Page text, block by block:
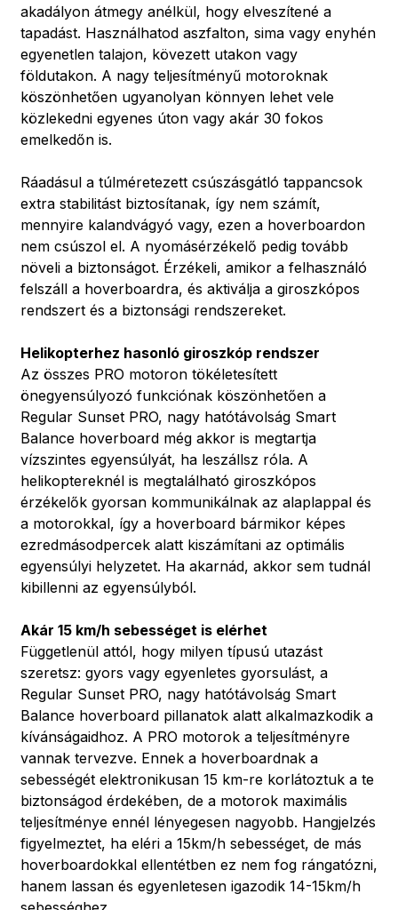
akadályon átmegy anélkül, hogy elveszítené a
tapadást. Használhatod aszfalton, sima vagy enyhén
egyenetlen talajon, kövezett utakon vagy
földutakon. A nagy teljesítményű motoroknak
köszönhetően ugyanolyan könnyen lehet vele
közlekedni egyenes úton vagy akár 30 fokos
emelkedőn is.
Ráadásul a túlméretezett csúszásgátló tappancsok
extra stabilitást biztosítanak, így nem számít,
mennyire kalandvágyó vagy, ezen a hoverboardon
nem csúszol el. A nyomásérzékelő pedig tovább
növeli a biztonságot. Érzékeli, amikor a felhasználó
felszáll a hoverboardra, és aktiválja a giroszkópos
rendszert és a biztonsági rendszereket.
Helikopterhez hasonló giroszkóp rendszer
Az összes PRO motoron tökéletesített
önegyensúlyozó funkciónak köszönhetően a
Regular Sunset PRO, nagy hatótávolság Smart
Balance hoverboard még akkor is megtartja
vízszintes egyensúlyát, ha leszállsz róla. A
helikoptereknél is megtalálható giroszkópos
érzékelők gyorsan kommunikálnak az alaplappal és
a motorokkal, így a hoverboard bármikor képes
ezredmásodpercek alatt kiszámítani az optimális
egyensúlyi helyzetet. Ha akarnád, akkor sem tudnál
kibillenni az egyensúlyból.
Akár 15 km/h sebességet is elérhet
Függetlenül attól, hogy milyen típusú utazást
szeretsz: gyors vagy egyenletes gyorsulást, a
Regular Sunset PRO, nagy hatótávolság Smart
Balance hoverboard pillanatok alatt alkalmazkodik a
kívánságaidhoz. A PRO motorok a teljesítményre
vannak tervezve. Ennek a hoverboardnak a
sebességét elektronikusan 15 km-re korlátoztuk a te
biztonságod érdekében, de a motorok maximális
teljesítménye ennél lényegesen nagyobb. Hangjelzés
figyelmeztet, ha eléri a 15km/h sebességet, de más
hoverboardokkal ellentétben ez nem fog rángatózni,
hanem lassan és egyenletesen igazodik 14-15km/h